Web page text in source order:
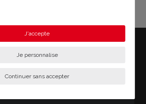
J'accepte
Je personnalise
Continuer sans accepter